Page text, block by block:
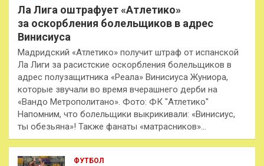
Ла Лига оштрафует «Атлетико»
за оскорбления болельщиков в адрес
Винисиуса
Мадридский «Атлетико» получит штраф от испанской
Ла Лиги за расистские оскорбления болельщиков в
адрес полузащитника «Реала» Винисиуса Жуниора,
которые звучали во время вчерашнего дерби на
«Вандо Метрополитано». Фото: ФК "Атлетико"
Напомним, что болельщики выкрикивали: «Винисиус,
ты обезьяна»! Также фанаты «матрасников»…
ФУТБОЛ